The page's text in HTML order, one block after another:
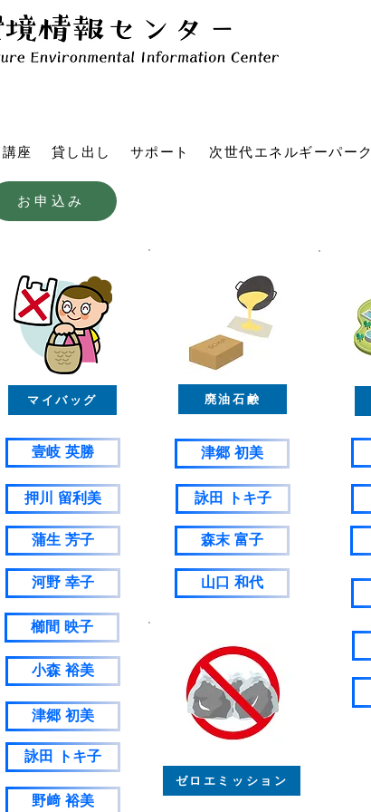
講座 貸し出し サポート 次世代エネルギーパーク
お申込み
マイバッグ
壹岐 英勝
押川 留利美
蒲生 芳子
河野 幸子
櫛間 映子
小森 裕美
津郷 初美
詠田 トキ子
野﨑 裕美
廃油石鹸
津郷 初美
詠田 トキ子
森末 富子
山口 和代
ゼロエミッション